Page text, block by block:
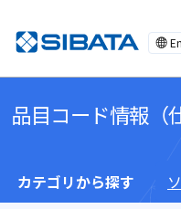
品目コード情報（
カテゴリから探す